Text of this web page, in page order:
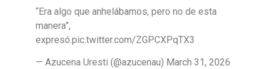
“Era algo que anhelábamos, pero no de esta
manera”,
expresó.pic.twitter.com/ZGPCXPqTX3
— Azucena Uresti (@azucenau) March 31, 2026